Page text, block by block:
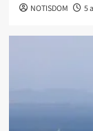
NOTISDOM 5